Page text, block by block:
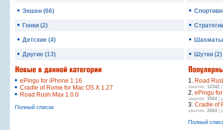
Экшен (66)
Гонки (2)
Детские (4)
Другие (13) Шутки (2)
ePingu for iPhone 1.16
Cradle of Rome for Mac OS X 1.27
Road Rush Max 1.0.0
Полный список
1. Road
закачек: 12342
2. ePingu
закачек: 3584 |
3. Cradle of
закачек: 2684 |
Полный